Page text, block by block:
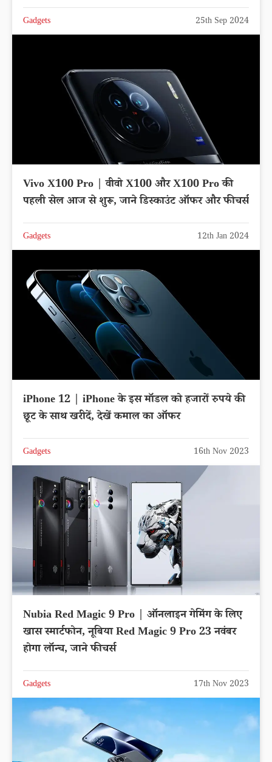
Gadgets 25th Sep 2024
Vivo X100 Pro | वीवो X100 और X100 Pro की
पहली सेल आज से शुरू, जाने डिस्काउंट ऑफर और फीचर्स
Gadgets 12th Jan 2024
iPhone 12 | iPhone के इस मॉडल को हजारों रुपये की
छूट के साथ खरीदें, देखें कमाल का ऑफर
Gadgets 16th Nov 2023
Nubia Red Magic 9 Pro | ऑनलाइन गेमिंग के लिए
खास स्मार्टफोन, नूबिया Red Magic 9 Pro 23 नवंबर
होगा लॉन्च, जाने फीचर्स
Gadgets 17th Nov 2023